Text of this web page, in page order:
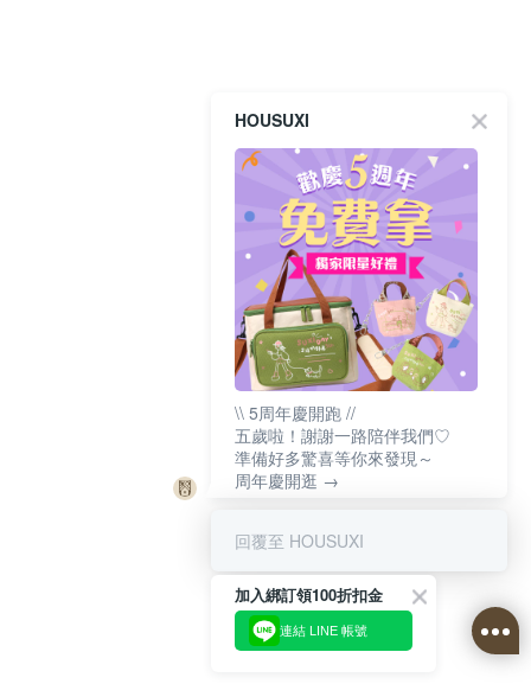
HOUSUXI
\\ 5周年慶開跑 //
五歲啦！謝謝一路陪伴我們♡
準備好多驚喜等你來發現～
周年慶開逛 →
回覆至 HOUSUXI
加入綁訂領100折扣金
連結 LINE 帳號